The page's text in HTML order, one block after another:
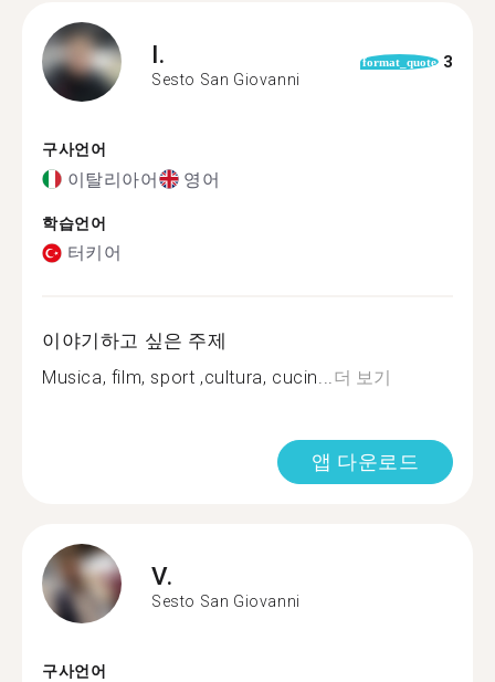
I.
Sesto San Giovanni
format_quote 3
구사언어
이탈리아어 영어
학습언어
터키어
이야기하고 싶은 주제
Musica, film, sport ,cultura, cucin...더 보기
앱 다운로드
V.
Sesto San Giovanni
구사언어